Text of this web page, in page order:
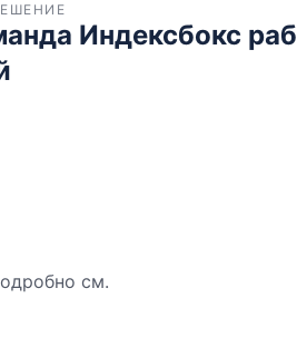
Индексбокс
см.